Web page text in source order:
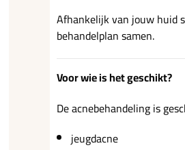
Afhankelijk van jouw huid
behandelplan samen.
Voor wie is het geschikt?
De acnebehandeling is
jeugdacne